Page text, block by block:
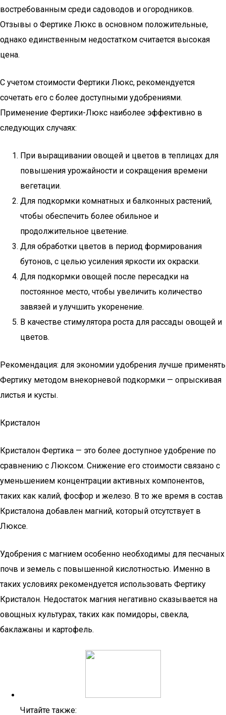
востребованным среди садоводов и огородников.
Отзывы о Фертике Люкс в основном положительные,
однако единственным недостатком считается высокая
цена.
С учетом стоимости Фертики Люкс, рекомендуется
сочетать его с более доступными удобрениями.
Применение Фертики-Люкс наиболее эффективно в
следующих случаях:
При выращивании овощей и цветов в теплицах для
повышения урожайности и сокращения времени
вегетации.
Для подкормки комнатных и балконных растений,
чтобы обеспечить более обильное и
продолжительное цветение.
Для обработки цветов в период формирования
бутонов, с целью усиления яркости их окраски.
Для подкормки овощей после пересадки на
постоянное место, чтобы увеличить количество
завязей и улучшить укоренение.
В качестве стимулятора роста для рассады овощей и
цветов.
Рекомендация: для экономии удобрения лучше применять
Фертику методом внекорневой подкормки — опрыскивая
листья и кусты.
Кристалон
Кристалон Фертика — это более доступное удобрение по
сравнению с Люксом. Снижение его стоимости связано с
уменьшением концентрации активных компонентов,
таких как калий, фосфор и железо. В то же время в состав
Кристалона добавлен магний, который отсутствует в
Люксе.
Удобрения с магнием особенно необходимы для песчаных
почв и земель с повышенной кислотностью. Именно в
таких условиях рекомендуется использовать Фертику
Кристалон. Недостаток магния негативно сказывается на
овощных культурах, таких как помидоры, свекла,
баклажаны и картофель.
Читайте также: